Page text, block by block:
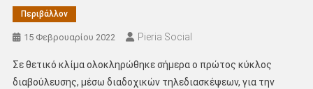
Περιβάλλον
15 Φεβρουαρίου 2022 Pieria Social
Σε θετικό κλίμα ολοκληρώθηκε σήμερα ο πρώτος κύκλος
διαβούλευσης, μέσω διαδοχικών τηλεδιασκέψεων, για την